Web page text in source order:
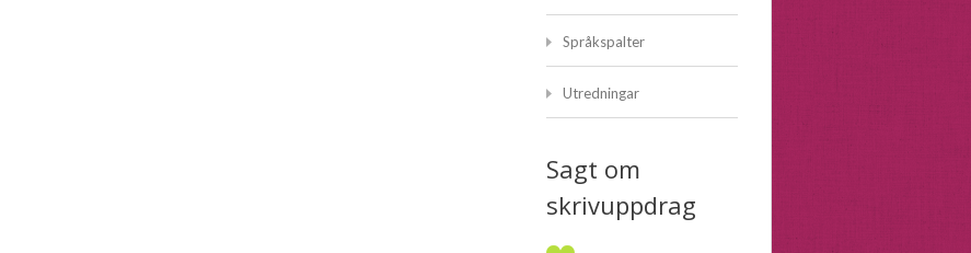
Språkspalter
Utredningar
Sagt om
skrivuppdrag